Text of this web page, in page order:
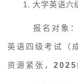
1. 大学英语六
报名对象
英语四级考试（
资源紧张， 2025